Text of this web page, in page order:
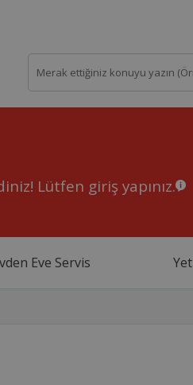
Lütfen giriş yapınız.
Eve Servis